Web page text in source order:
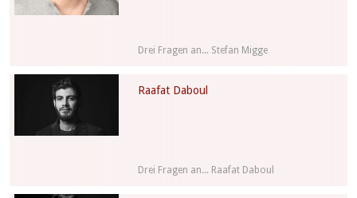
Drei Fragen an... Stefan Migge
Raafat Daboul
Drei Fragen an... Raafat Daboul